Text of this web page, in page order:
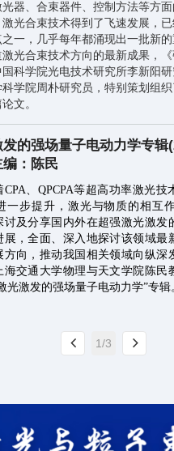
器、合束器件、控制方法等方
光合束技术得到了飞速发展，
一，几乎每年都涌现出一批新
光合束技术方向的最新成果，《
科学院光电技术研究所李新阳
学院周朴研究员，特别策划组
文。
的强场量子电动力学专辑
：陈民
、QPCPA等超高功率激光技
一步提升，激光与物质的相互
讨及分享国内外在超强激光激发
展，全面、深入地探讨该领域最
方向，推动我国相关领域向纵深
海交通大学物理与天文学院陈民
光激发的强场量子电动力学”专辑
1/3